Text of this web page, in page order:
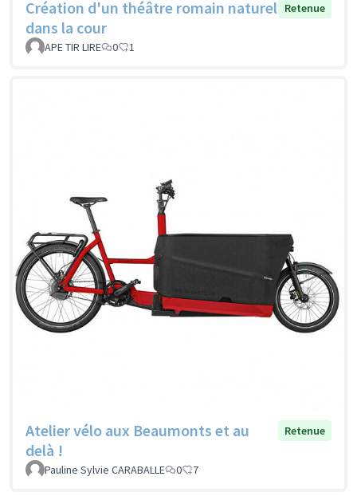
Création d'un théâtre romain naturel
dans la cour
Retenue
APE TIR LIRE 0 1
Atelier vélo aux Beaumonts et au
delà !
Retenue
Pauline Sylvie CARABALLE 0 7